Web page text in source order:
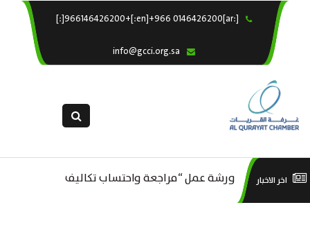
[:ar]966146426200+[:en]+966 0146426200[:] ×
خدماتنا
التقديم الالكترونى
اخر الاخبار ورشة عمل “مراجعة واحتساب تكاليف